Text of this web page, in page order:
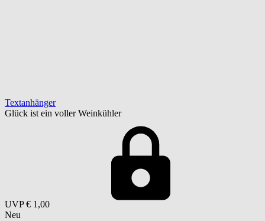
Textanhänger
Glück ist ein voller Weinkühler
UVP € 1,00
Neu